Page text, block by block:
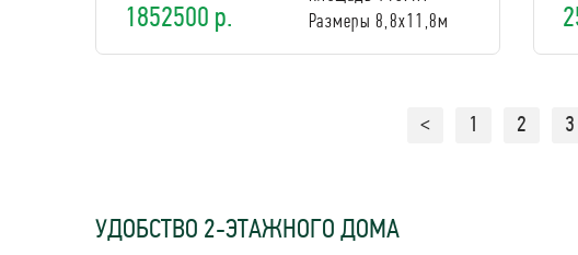
1852500 р. Размеры 8,8х11,8м
< 1 2 3
УДОБСТВО 2-ЭТАЖНОГО ДОМА